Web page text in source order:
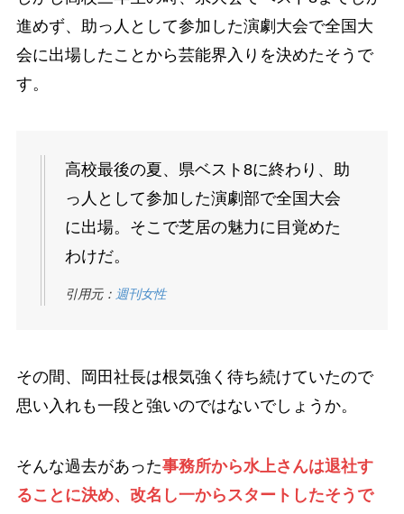
進めず、助っ人として参加した演劇大会で全国大
会に出場したことから芸能界入りを決めたそうで
す。
高校最後の夏、県ベスト8に終わり、助
っ人として参加した演劇部で全国大会
に出場。そこで芝居の魅力に目覚めた
わけだ。
引用元： 週刊女性
その間、岡田社長は根気強く待ち続けていたので
思い入れも一段と強いのではないでしょうか。
そんな過去があった事務所から水上さんは退社す
ることに決め、改名し一からスタートしたそうで